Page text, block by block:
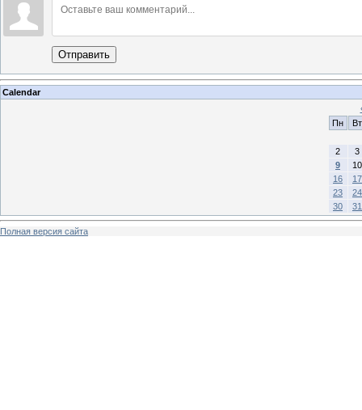
Отправить
Calendar
Пн
Вт
2
3
9
10
16
17
23
24
30
31
Полная версия сайта